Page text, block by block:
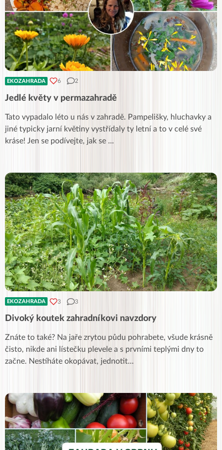
EKOZAHRADA 6 2
Jedlé květy v permazahradě
Tato vypadalo léto u nás v zahradě. Pampelišky, hluchavky a
jiné typicky jarní květiny vystřídaly ty letní a to v celé své
kráse! Jen se podívejte, jak se ...
EKOZAHRADA 3 3
Divoký koutek zahradníkovi navzdory
Znáte to také? Na jaře zrytou půdu pohrabete, všude krásně
čisto, nikde ani lístečku plevele a s prvními teplými dny to
začne. Nestíháte okopávat, jednotit...